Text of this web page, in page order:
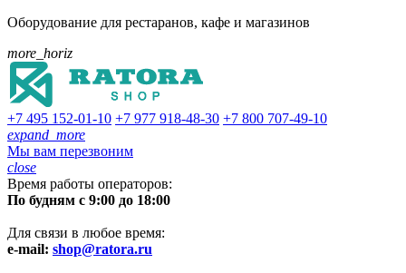
Оборудование для рестаранов, кафе и магазинов
more_horiz
+7 495 152-01-10 +7 977 918-48-30 +7 800 707-49-10
expand_more
Мы вам перезвоним
close
Время работы операторов:
По будням с 9:00 до 18:00
Для связи в любое время:
e-mail: shop@ratora.ru